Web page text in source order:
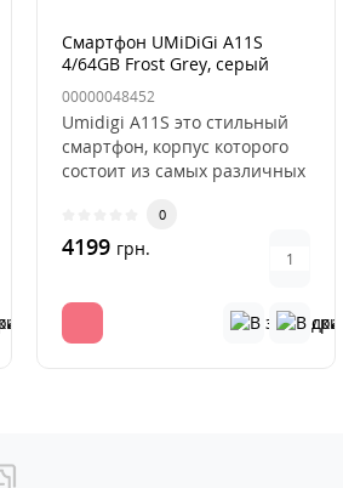
Смартфон UMiDiGi A11S
4/64GB Frost Grey, серый
00000048452
Umidigi A11S это стильный
смартфон, корпус которого
состоит из самых различных
0
4199 грн.